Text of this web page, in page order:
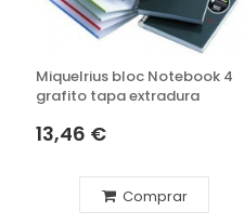
Miquelrius bloc Notebook 4
grafito tapa extradura
13,46 €
Comprar